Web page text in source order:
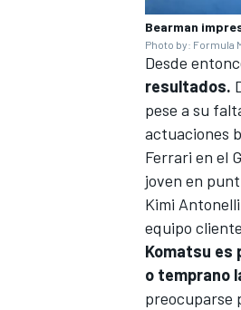
Bearman
Photo by: Formula
Desde
resultados.
pese a su
actuaciones
Ferrari en el
joven en
Kimi Antonelli
equipo
Komatsu es
o temprano
preocuparse